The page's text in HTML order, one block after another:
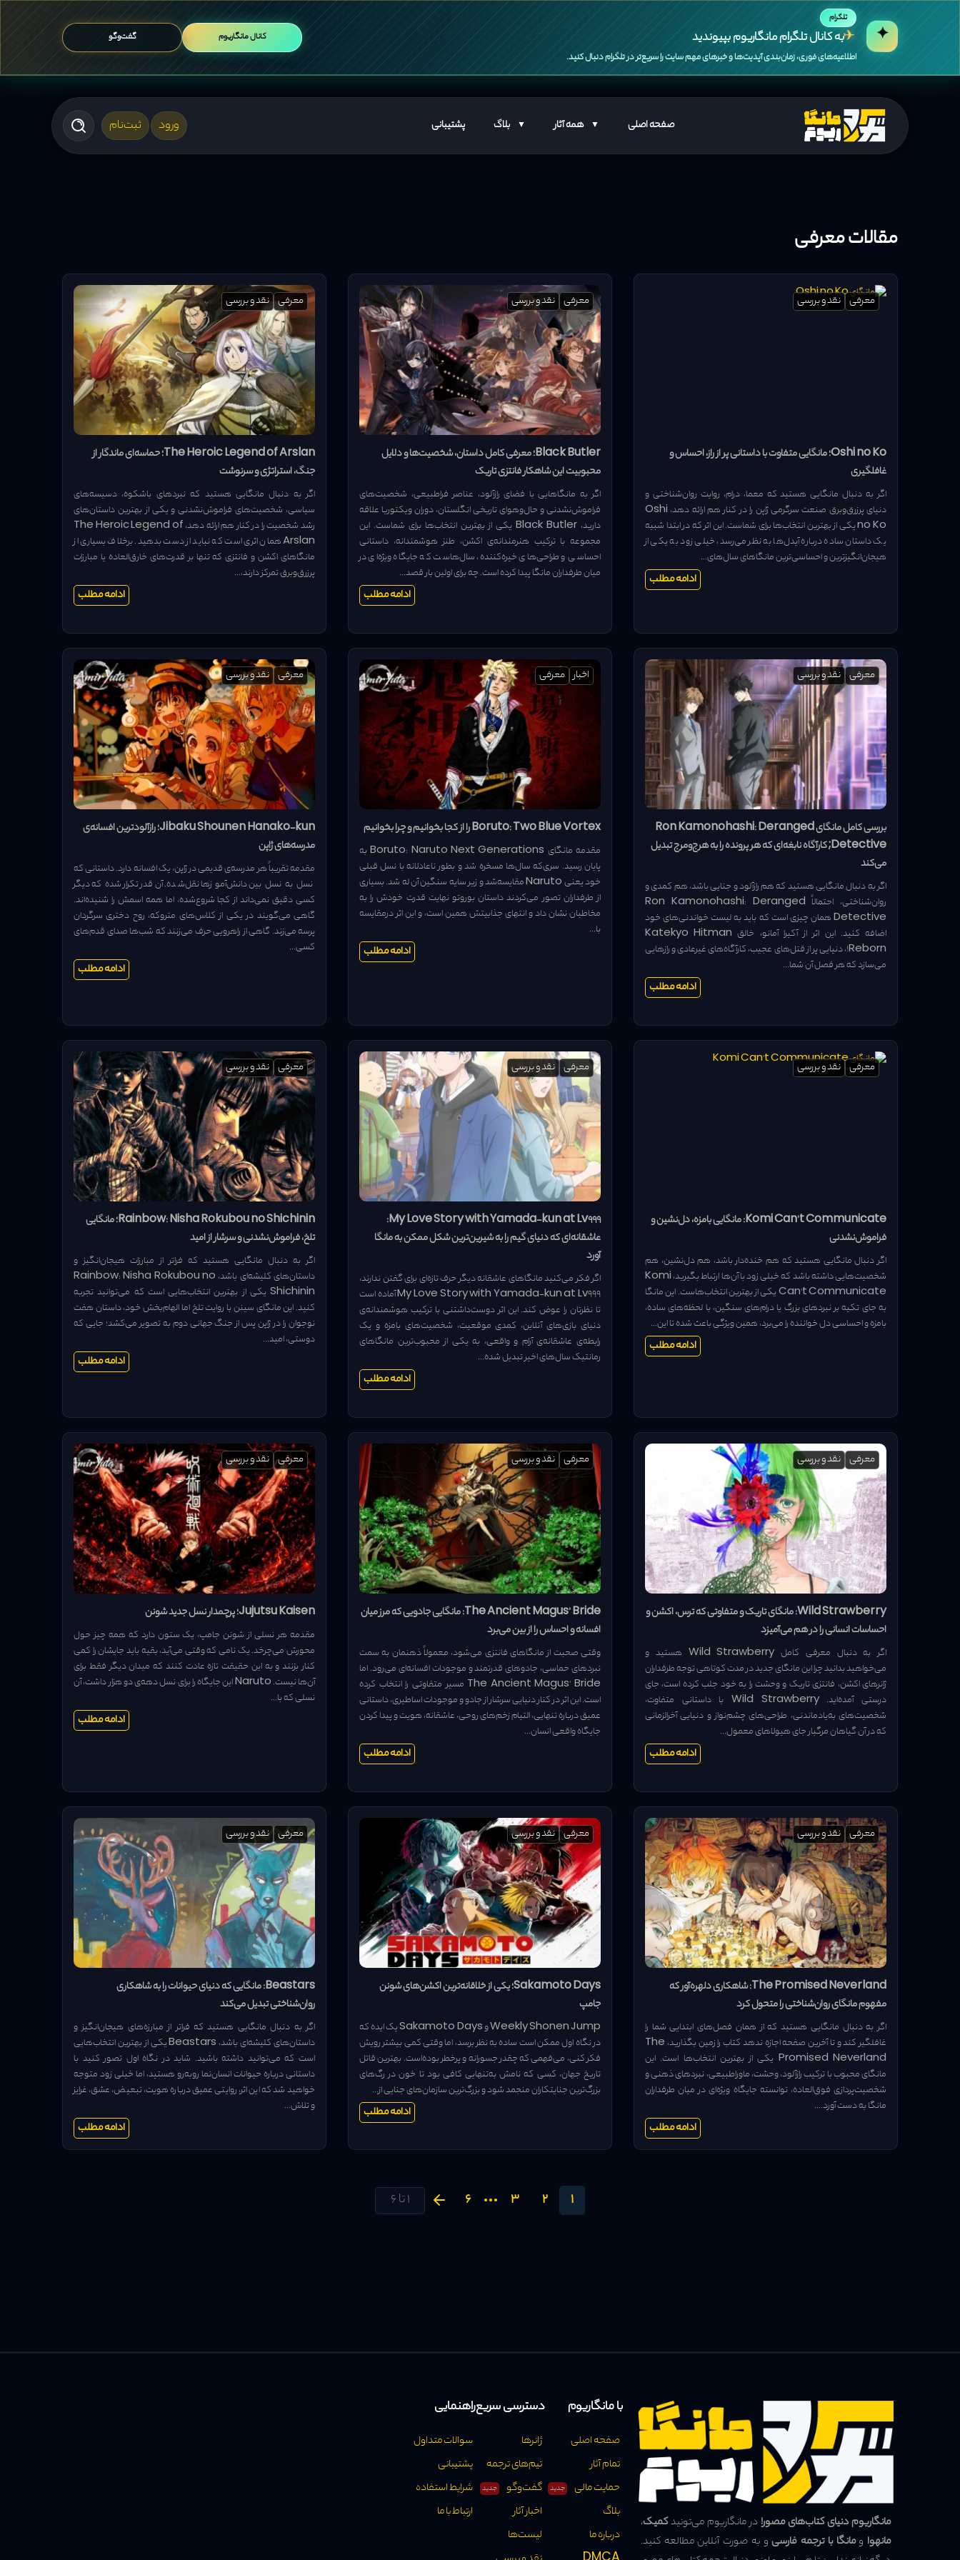
✦
تلگرام
✈به کانال تلگرام مانگاریوم بپیوندید
اطلاعیه‌های فوری، زمان‌بندی آپدیت‌ها و خبرهای مهم سایت را سریع‌تر در تلگرام دنبال کنید.
کانال مانگاریوم گفت‌وگو
صفحه اصلی همه آثار بلاگ پشتیبانی ورود ثبت‌نام
مقالات معرفی
Oshi no Ko؛ مانگایی متفاوت با داستانی پر از راز، احساس و
غافلگیری
اگر به دنبال مانگایی هستید که معما، درام، روایت روان‌شناختی و
دنیای پرزرق‌وبرق صنعت سرگرمی ژاپن را در کنار هم ارائه دهد، Oshi
no Ko یکی از بهترین انتخاب‌ها برای شماست. این اثر که در ابتدا شبیه
یک داستان ساده درباره آیدل‌ها به نظر می‌رسد، خیلی زود به یکی از
هیجان‌انگیزترین و احساسی‌ترین مانگاهای سال‌های...
ادامه مطلب
معرفی نقد و بررسی
Black Butler؛ معرفی کامل داستان، شخصیت‌ها و دلایل
محبوبیت این شاهکار فانتزی تاریک
اگر به مانگاهایی با فضای رازآلود، عناصر فراطبیعی، شخصیت‌های
فراموش‌نشدنی و حال‌وهوای تاریخی انگلستان، دوران ویکتوریا علاقه
دارید، Black Butler یکی از بهترین انتخاب‌ها برای شماست. این
مجموعه با ترکیب هنرمندانه‌ی اکشن، طنز هوشمندانه، داستانی
احساسی و طراحی‌های خیره‌کننده، سال‌هاست که جایگاه ویژه‌ای در
میان طرفداران مانگا پیدا کرده است. چه برای اولین بار قصد...
ادامه مطلب
معرفی نقد و بررسی
The Heroic Legend of Arslan؛ حماسه‌ای ماندگار از
جنگ، استراتژی و سرنوشت
اگر به دنبال مانگایی هستید که نبردهای باشکوه، دسیسه‌های
سیاسی، شخصیت‌های فراموش‌نشدنی و یکی از بهترین داستان‌های
رشد شخصیت را در کنار هم ارائه دهد، The Heroic Legend of
Arslan همان اثری است که نباید از دست بدهید. برخلاف بسیاری از
مانگاهای اکشن و فانتزی که تنها بر قدرت‌های خارق‌العاده یا مبارزات
پرزرق‌وبرق تمرکز دارند،...
ادامه مطلب
معرفی نقد و بررسی
بررسی کامل مانگای Ron Kamonohashi: Deranged
Detective; کارآگاه نابغه‌ای که هر پرونده را به هرج‌ومرج تبدیل
می‌کند
اگر به دنبال مانگایی هستید که هم رازآلود و جنایی باشد، هم کمدی و
روان‌شناختی، احتمالاً Ron Kamonohashi: Deranged
Detective همان چیزی است که باید به لیست خواندنی‌های خود
اضافه کنید. این اثر از آکیرا آمانو، خالق Katekyo Hitman
Reborn!، دنیایی پر از قتل‌های عجیب، کارآگاه‌های غیرعادی و رازهایی
می‌سازد که هر فصل آن شما...
ادامه مطلب
معرفی نقد و بررسی
Boruto: Two Blue Vortex را از کجا بخوانیم و چرا بخوانیم
مقدمه مانگای Boruto: Naruto Next Generations به
پایان رسید. سری‌که سال‌ها مسخره شد و بطور ناعادلانه با نسل قبلی
خود یعنی Naruto مقایسه‌شد و زیر سایه سنگین آن له شد. بسیاری
از طرفداران تصور می‌کردند داستان بوروتو نهایت قدرت خودش را به
مخاطبان نشان داد و انتهای جذابیتش همین است، و این اثر درمقایسه
با...
ادامه مطلب
اخبار معرفی
Jibaku Shounen Hanako-kun؛ رازآلودترین افسانه‌ی
مدرسه‌های ژاپن
مقدمه تقریباً هر مدرسه‌ی قدیمی در ژاپن، یک افسانه دارد. داستانی که
نسل به نسل بین دانش‌آموزها نقل‌شده. آن‌قدر تکرار‌شده که دیگر
کسی دقیق نمی‌داند از کجا شروع‌شده، اما همه اسمش را شنیده‌اند.
گاهی می‌گویند در یکی از کلاس‌های متروکه، روح دختری سرگردان
پرسه می‌زند. گاهی از راهرویی حرف می‌زنند که شب‌ها صدای قدم‌های
کسی...
ادامه مطلب
معرفی نقد و بررسی
Komi Can’t Communicate: مانگایی بامزه، دل‌نشین و
فراموش‌نشدنی
اگر دنبال مانگایی هستید که هم خنده‌دار باشد، هم دل‌نشین، هم
شخصیت‌هایی داشته باشد که خیلی زود با آن‌ها ارتباط بگیرید، Komi
Can't Communicate یکی از بهترین انتخاب‌هاست. این مانگا
به جای تکیه بر نبردهای بزرگ یا درام‌های سنگین، با لحظه‌های ساده،
بامزه و احساسی دل خواننده را می‌برد، همین ویژگی باعث شده تا این...
ادامه مطلب
معرفی نقد و بررسی
My Love Story with Yamada-kun at Lv999:
عاشقانه‌ای که دنیای گیم را به شیرین‌ترین شکل ممکن به مانگا
آورد
اگر فکر می‌کنید مانگاهای عاشقانه دیگر حرف تازه‌ای برای گفتن ندارند،
My Love Story with Yamada-kun at Lv999 آماده است
تا نظرتان را عوض کند. این اثر دوست‌داشتنی با ترکیب هوشمندانه‌ی
دنیای بازی‌های آنلاین، کمدی موقعیت، شخصیت‌های بامزه و یک
رابطه‌ی عاشقانه‌ی آرام و واقعی، به یکی از محبوب‌ترین مانگاهای
رمانتیک سال‌های اخیر تبدیل شده...
ادامه مطلب
معرفی نقد و بررسی
Rainbow: Nisha Rokubou no Shichinin؛ مانگایی
تلخ، فراموش‌نشدنی و سرشار از امید
اگر به دنبال مانگایی هستید که فراتر از مبارزات هیجان‌انگیز و
داستان‌های کلیشه‌ای باشد، Rainbow: Nisha Rokubou no
Shichinin یکی از بهترین انتخاب‌هایی است که می‌توانید تجربه
کنید. این مانگای سینن با روایت تلخ اما الهام‌بخش خود، داستان هفت
نوجوان را در ژاپن پس از جنگ جهانی دوم به تصویر می‌کشد؛ جایی که
دوستی، امید...
ادامه مطلب
معرفی نقد و بررسی
Wild Strawberry: مانگای تاریک و متفاوتی که ترس، اکشن و
احساسات انسانی را در هم می‌آمیزد
اگر به دنبال معرفی کامل Wild Strawberry هستید و
می‌خواهید بدانید چرا این مانگای جدید در مدت کوتاهی توجه طرفداران
ژانرهای اکشن، فانتزی تاریک و وحشت را به خود جلب کرده است، جای
درستی آمده‌اید. Wild Strawberry با داستانی متفاوت،
شخصیت‌های به‌یادماندنی، طراحی‌های چشم‌نواز و دنیایی آخرالزمانی
که در آن گیاهان مرگبار جای هیولاهای معمول...
ادامه مطلب
معرفی نقد و بررسی
The Ancient Magus’ Bride: مانگایی جادویی که مرز میان
افسانه و احساس را از بین می‌برد
وقتی صحبت از مانگاهای فانتزی می‌شود، معمولاً ذهنمان به سمت
نبردهای حماسی، جادوهای قدرتمند و موجودات افسانه‌ای می‌رود. اما
The Ancient Magus' Bride مسیر متفاوتی را انتخاب کرده
است. این اثر در کنار دنیایی سرشار از جادو و موجودات اساطیری، داستانی
عمیق درباره تنهایی، التیام زخم‌های روحی، عاشقانه، هویت و پیدا کردن
جایگاه واقعی انسان...
ادامه مطلب
معرفی نقد و بررسی
Jujutsu Kaisen؛ پرچمدار نسل جدید شونن
مقدمه هر نسلی از شونن جامپ، یک ستون دارد که همه چیز حول
محورش می‌چرخد. یک نامی که وقتی می‌آید، بقیه باید جایشان را کمی
کنار بزنند و به این حقیقت تازه عادت کنند که میدان دیگر فقط برای
آن‌ها نیست. Naruto این جایگاه را برای نسل دهه‌ی دو هزار داشت، آن
نسلی که با...
ادامه مطلب
معرفی نقد و بررسی
The Promised Neverland: شاهکاری دلهره‌آور که
مفهوم مانگای روان‌شناختی را متحول کرد
اگر به دنبال مانگایی هستید که از همان فصل‌های ابتدایی شما را
غافلگیر کند و تا آخرین صفحه اجازه ندهد کتاب را زمین بگذارید، The
Promised Neverland یکی از بهترین انتخاب‌ها است. این
مانگای محبوب با ترکیب رازآلود، وحشت، ماوراطبیعی، نبردهای ذهنی و
شخصیت‌پردازی فوق‌العاده، توانسته جایگاه ویژه‌ای در میان طرفداران
مانگا به دست آورد....
ادامه مطلب
معرفی نقد و بررسی
Sakamoto Days؛ یکی از خلاقانه‌ترین اکشن‌های شونن
جامپ
Weekly Shonen Jump و Sakamoto Days یک ایده که
در نگاه اول ممکن است ساده به نظر برسد، اما وقتی کمی بیشتر رویش
فکر کنی، می‌فهمی که چقدر جسورانه و پرخطر بوده‌است. بهترین قاتل
تاریخ جهان، کسی که نامش به‌تنهایی کافی بود تا خون در رگ‌های
بزرگ‌ترین جنایتکاران منجمد شود و بزرگ‌ترین سازمان‌های جنایی از...
ادامه مطلب
معرفی نقد و بررسی
Beastars: مانگایی که دنیای حیوانات را به شاهکاری
روان‌شناختی تبدیل می‌کند
اگر به دنبال مانگایی هستید که فراتر از مبارزه‌های هیجان‌انگیز و
داستان‌های کلیشه‌ای باشد، Beastars یکی از بهترین انتخاب‌هایی
است که می‌توانید داشته باشید. شاید در نگاه اول تصور کنید با
داستانی درباره حیوانات انسان‌نما روبه‌رو هستید، اما خیلی زود متوجه
خواهید شد که این اثر، روایتی عمیق درباره هویت، تبعیض، عشق، غرایز
و تلاش...
ادامه مطلب
معرفی نقد و بررسی
1
2
3
6
مانگاریوم دنیای کتاب‌های مصور!در مانگاریوم می‌تونیدکمیک،
مانهوا ومانگا با ترجمه فارسیو به صورت آنلاین مطالعه کنید.
با مانگاریوم
صفحه اصلی
تمام آثار
حمایت مالی
جدید
بلاگ
درباره ما
دسترسی سریع
ژانرها
تیم‌های ترجمه
گفت‌وگو
جدید
اخبار آثار
لیست‌ها
راهنمایی
سوالات متداول
پشتیبانی
شرایط استفاده
ارتباط با ما